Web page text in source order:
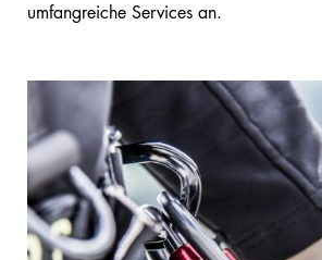
umfangreiche Services an.